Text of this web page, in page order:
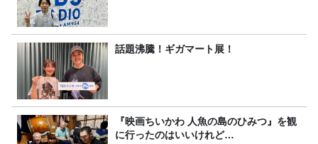
話題沸騰！ギガマート展！
『映画ちいかわ 人魚の島のひみつ』を観
に行ったのはいいけれど…